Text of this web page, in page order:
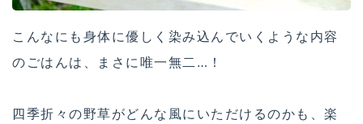
こんなにも身体に優しく染み込んでいくような内容
のごはんは、まさに唯一無二…！
四季折々の野草がどんな風にいただけるのかも、楽